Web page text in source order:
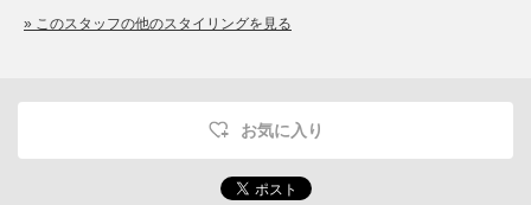
» このスタッフの他のスタイリングを見る
お気に入り